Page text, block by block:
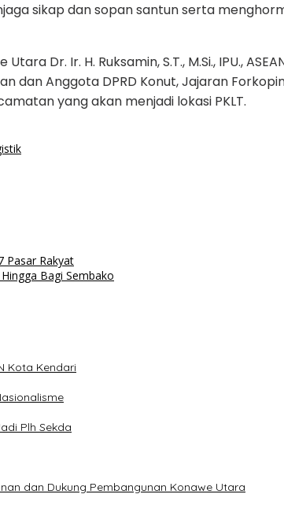
sikap dan sopan santun serta
Dr. Ir. H. Ruksamin, S.T., M.Si., IPU.,
dan Anggota DPRD Konut, Jajaran
yang akan menjadi lokasi PKLT.
Pasar Rakyat
Bagi Sembako
Kota Kendari
Plh Sekda
dan Dukung Pembangunan Konawe Utara